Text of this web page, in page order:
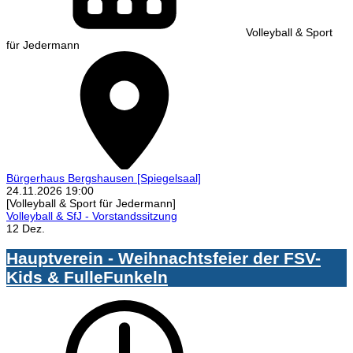
Volleyball & Sport
für Jedermann
Bürgerhaus Bergshausen [Spiegelsaal]
24.11.2026 19:00
[Volleyball & Sport für Jedermann]
Volleyball & SfJ - Vorstandssitzung
12 Dez.
Hauptverein - Weihnachtsfeier der FSV-
Kids & FulleFunkeln